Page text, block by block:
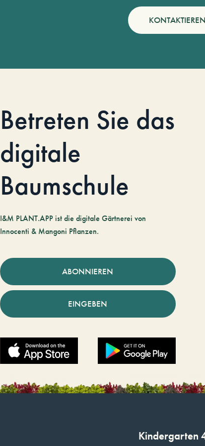
Betreten Sie das
digitale
Baumschule
I&M PLANT.APP ist die digitale Gärtnerei von
Innocenti & Mangoni Pflanzen.
ABONNIEREN
EINGEBEN
Kindergarten